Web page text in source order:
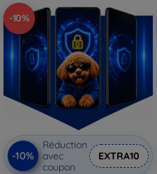
-10%
-10%
Réduction
avec
coupon
EXTRA10